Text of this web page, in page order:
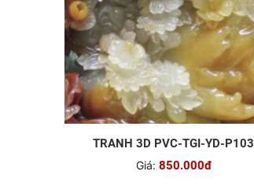
TRANH 3D PVC-TGI-YD-P103
Giá: 850.000đ